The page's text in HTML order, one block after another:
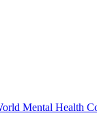
Mental Health